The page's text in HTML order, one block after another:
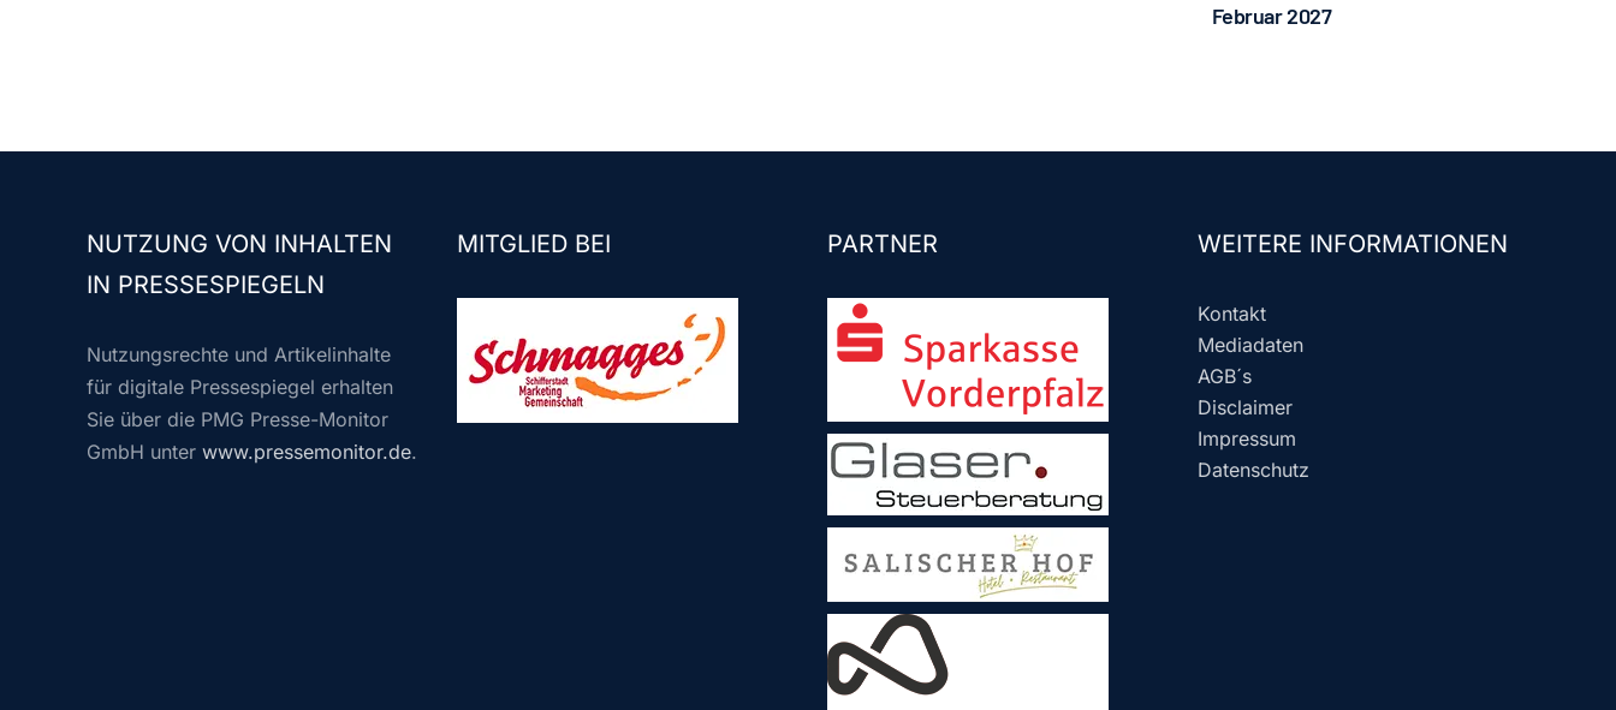
Februar 2027
NUTZUNG VON INHALTEN
IN PRESSESPIEGELN
Nutzungsrechte und Artikelinhalte
für digitale Pressespiegel erhalten
Sie über die PMG Presse-Monitor
GmbH unter www.pressemonitor.de.
MITGLIED BEI PARTNER WEITERE INFORMATIONEN
Kontakt
Mediadaten
AGB´s
Disclaimer
Impressum
Datenschutz